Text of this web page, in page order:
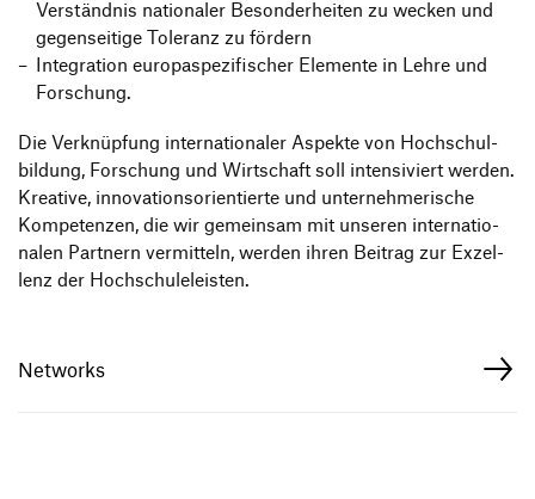
Verständnis natio­naler Beson­der­heiten zu wecken und
gegen­sei­tige Tole­ranz zu fördern
Inte­gra­tion euro­pa­spe­zi­fi­scher Elemente in Lehre und
Forschung.
Die Verknüp­fung inter­na­tio­naler Aspekte von Hoch­schul­
bil­dung, Forschung und Wirt­schaft soll inten­si­viert werden.
Krea­tive, inno­va­ti­ons­ori­en­tierte und unter­neh­me­ri­sche
Kompe­tenzen, die wir gemeinsam mit unseren inter­na­tio­
nalen Part­nern vermit­teln, werden ihren Beitrag zur Exzel­
lenz der Hochschuleleisten.
Networks